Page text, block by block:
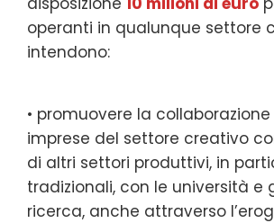
operanti in qualunque settore
intendono:
• promuovere la
imprese del settore creativo
di altri settori produttivi, in
tradizionali, con le università e
ricerca, anche attraverso